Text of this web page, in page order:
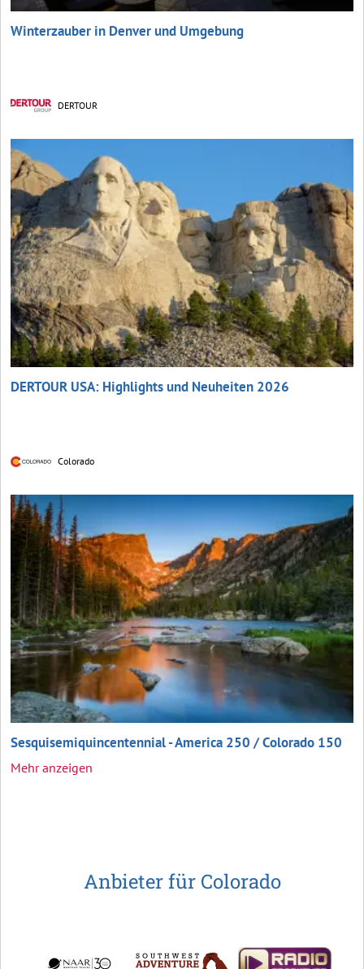
Winterzauber in Denver und Umgebung
DERTOUR
DERTOUR USA: Highlights und Neuheiten 2026
Colorado
Sesquisemiquincentennial - America 250 / Colorado 150
Mehr anzeigen
Anbieter für Colorado